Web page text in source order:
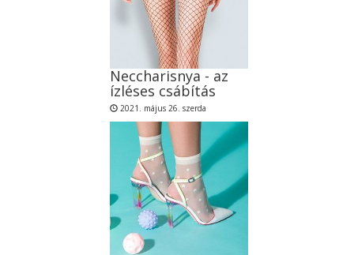
Neccharisnya - az
ízléses csábítás
2021. május 26. szerda